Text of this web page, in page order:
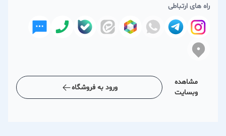
راه های ارتباطی
مشاهده
وبسایت
ورود به فروشگاه